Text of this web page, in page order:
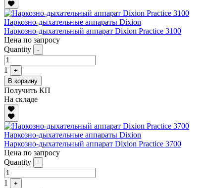
Наркозно-дыхательные аппараты Dixion
Наркозно-дыхательный аппарат Dixion Practice 3100
Цена по запросу
Quantity
-
1
+
В корзину
Получить КП
На складе
Наркозно-дыхательные аппараты Dixion
Наркозно-дыхательный аппарат Dixion Practice 3700
Цена по запросу
Quantity
-
1
+